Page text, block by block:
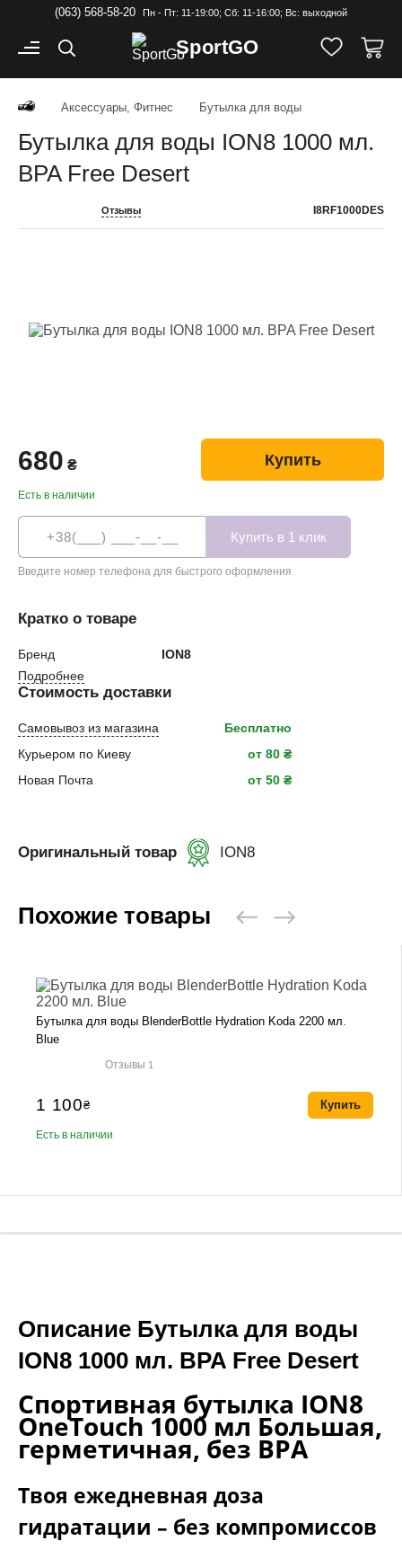
(063) 568-58-20 Пн - Пт: 11-19:00; Cб: 11-16:00; Вс: выходной
SportGO
Аксессуары, Фитнес Бутылка для воды
Бутылка для воды ION8 1000 мл.
BPA Free Desert
Отзывы I8RF1000DES
680 ₴
Есть в наличии
Купить
Введите номер телефона для быстрого оформления
Кратко о товаре
Бренд
ION8
Подробнее
Стоимость доставки
Самовывоз из магазина
Бесплатно
Курьером по Киеву
от 80 ₴
Новая Почта
от 50 ₴
Оригинальный товар ION8
Похожие товары
Бутылка для воды BlenderBottle Hydration Koda 2200 мл.
Blue
Отзывы 1
1 100₴
Есть в наличии
Купить
Описание Бутылка для воды
ION8 1000 мл. BPA Free Desert
Спортивная бутылка ION8
OneTouch 1000 мл Большая,
герметичная, без BPA
Твоя ежедневная доза
гидратации – без компромиссов